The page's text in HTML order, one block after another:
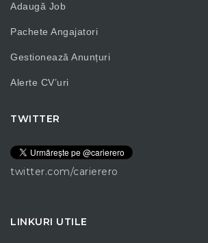
Adaugă Job
Pachete Angajatori
Gestionează Anunțuri
Alerte CV’uri
TWITTER
twitter.com/carierero
LINKURI UTILE